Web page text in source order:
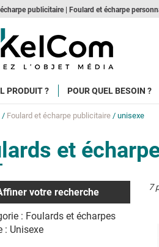
publicitaire | Foulard et écharpe
PRODUIT ? POUR QUEL BESOIN ?
/ Foulard et écharpe publicitaire / unisexe
et
votre recherche
: Foulards et écharpes
: Unisexe
7